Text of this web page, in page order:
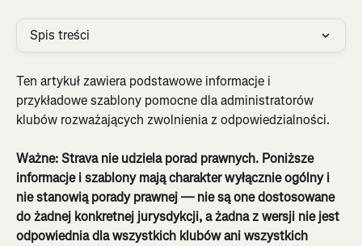
Spis treści
Ten artykuł zawiera podstawowe informacje i
przykładowe szablony pomocne dla administratorów
klubów rozważających zwolnienia z odpowiedzialności.
Ważne: Strava nie udziela porad prawnych. Poniższe
informacje i szablony mają charakter wyłącznie ogólny i
nie stanowią porady prawnej — nie są one dostosowane
do żadnej konkretnej jurysdykcji, a żadna z wersji nie jest
odpowiednia dla wszystkich klubów ani wszystkich